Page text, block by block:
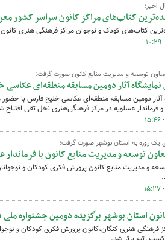
اخیر؛
کتاب‌های مراکز کانون سراسر کشور
کتاب‌های کودک و نوجوان مراکز فرهنگی هنری
توسعه و مدیریت منابع کانون صورت گرفت؛
آثار دومین مسابقه منطقه‌ای
آثار دومین مسابقه منطقه‌ای عکاسی خلیج فارس با
و فرماندار عسلویه در مرکز فرهنگی‌هنری نخل تقی افتتاح
روزه به استان بوشهر صورت گرفت؛
توسعه و مدیریت منابع کانون با
و مدیریت منابع کانون پرورش فکری کودکان و
استان بوشهر برگزیده دومین جشنواره
فرهنگی هنری کنگان،کانون پرورش فکری کودکان و